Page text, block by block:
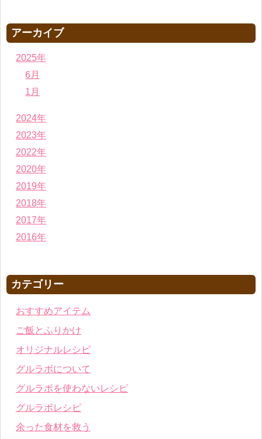
アーカイブ
2025年
6月
1月
2024年
2023年
2022年
2020年
2019年
2018年
2017年
2016年
カテゴリー
おすすめアイテム
ご飯とふりかけ
オリジナルレシピ
グルラボについて
グルラボを使わないレシピ
グルラボレシピ
余った食材を救う